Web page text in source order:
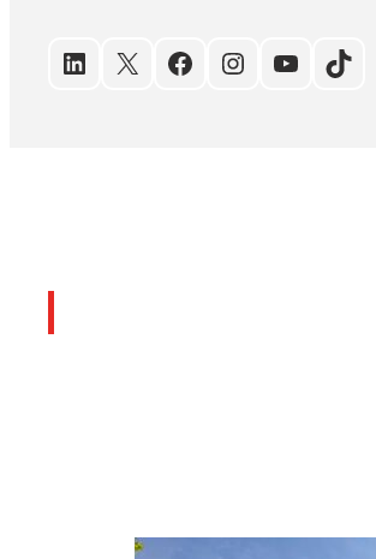
LinkedIn
X Facebook
Instagram
YouTube